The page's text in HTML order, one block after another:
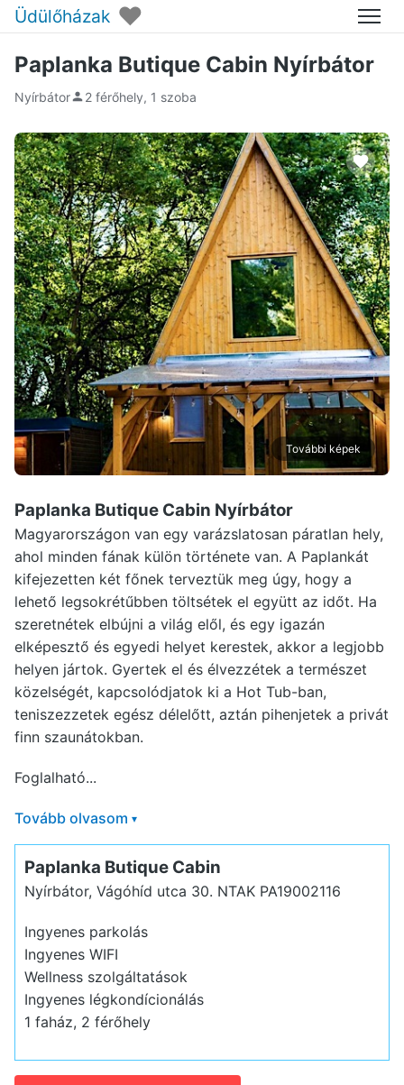
Üdülőházak ♥ Menü
Paplanka Butique Cabin Nyírbátor
Nyírbátor 2 férőhely, 1 szoba
További képek
Paplanka Butique Cabin Nyírbátor
Magyarországon van egy varázslatosan páratlan hely,
ahol minden fának külön története van. A Paplankát
kifejezetten két főnek terveztük meg úgy, hogy a
lehető legsokrétűbben töltsétek el együtt az időt. Ha
szeretnétek elbújni a világ elől, és egy igazán
elképesztő és egyedi helyet kerestek, akkor a legjobb
helyen jártok. Gyertek el és élvezzétek a természet
közelségét, kapcsolódjatok ki a Hot Tub-ban,
teniszezzetek egész délelőtt, aztán pihenjetek a privát
finn szaunátokban.
Foglalható...
Tovább olvasom ▾
Paplanka Butique Cabin
Nyírbátor, Vágóhíd utca 30. NTAK PA19002116
Ingyenes parkolás
Ingyenes WIFI
Wellness szolgáltatások
Ingyenes légkondícionálás
1 faház, 2 férőhely